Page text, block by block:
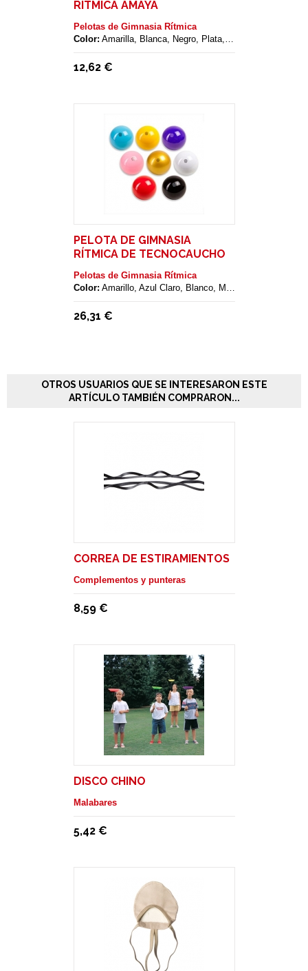
RÍTMICA AMAYA
Pelotas de Gimnasia Rítmica
Color: Amarilla, Blanca, Negro, Plata, Roja
12,62 €
PELOTA DE GIMNASIA
RÍTMICA DE TECNOCAUCHO
Pelotas de Gimnasia Rítmica
Color: Amarillo, Azul Claro, Blanco, Morado, Negro, Oro, rojo, Rosa
26,31 €
OTROS USUARIOS QUE SE INTERESARON ESTE
ARTÍCULO TAMBIÉN COMPRARON...
CORREA DE ESTIRAMIENTOS
Complementos y punteras
8,59 €
DISCO CHINO
Malabares
5,42 €